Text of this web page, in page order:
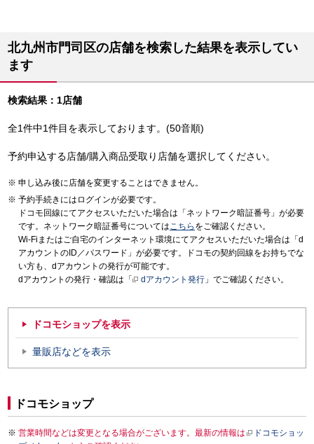
北九州市門司区の店舗を検索した結果を表示してい
ます
検索結果：1店舗
全1件中1件目を表示しております。(50音順)
予約申込する店舗/購入商品受取り店舗を選択してください。
申し込み後に店舗を変更することはできません。
予約手続きにはログインが必要です。
ドコモ回線にてアクセスいただいた場合は「ネットワーク暗証番号」が必要
です。ネットワーク暗証番号についてはこちら をご確認ください。
Wi-Fiまたはご自宅のインターネット環境にてアクセスいただいた場合は「d
アカウントのID／パスワード」が必要です。ドコモの契約回線をお持ちでな
い方も、dアカウントの発行が可能です。
dアカウントの発行・確認は「
dアカウント発行 」でご確認ください。
ドコモショップを表示
量販店などを表示
ドコモショップ
営業時間などは変更となる場合がございます。最新の情報は
ドコモショッ